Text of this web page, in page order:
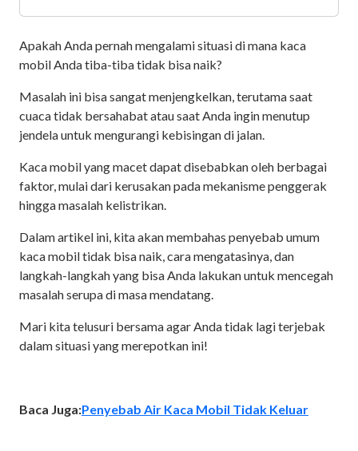
Apakah Anda pernah mengalami situasi di mana kaca
mobil Anda tiba-tiba tidak bisa naik?
Masalah ini bisa sangat menjengkelkan, terutama saat
cuaca tidak bersahabat atau saat Anda ingin menutup
jendela untuk mengurangi kebisingan di jalan.
Kaca mobil yang macet dapat disebabkan oleh berbagai
faktor, mulai dari kerusakan pada mekanisme penggerak
hingga masalah kelistrikan.
Dalam artikel ini, kita akan membahas penyebab umum
kaca mobil tidak bisa naik, cara mengatasinya, dan
langkah-langkah yang bisa Anda lakukan untuk mencegah
masalah serupa di masa mendatang.
Mari kita telusuri bersama agar Anda tidak lagi terjebak
dalam situasi yang merepotkan ini!
Baca Juga:Penyebab Air Kaca Mobil Tidak Keluar